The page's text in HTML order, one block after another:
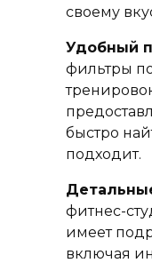
своему
Удобный
фильтры
быстро
подходит.
фитнес-
имеет
включая